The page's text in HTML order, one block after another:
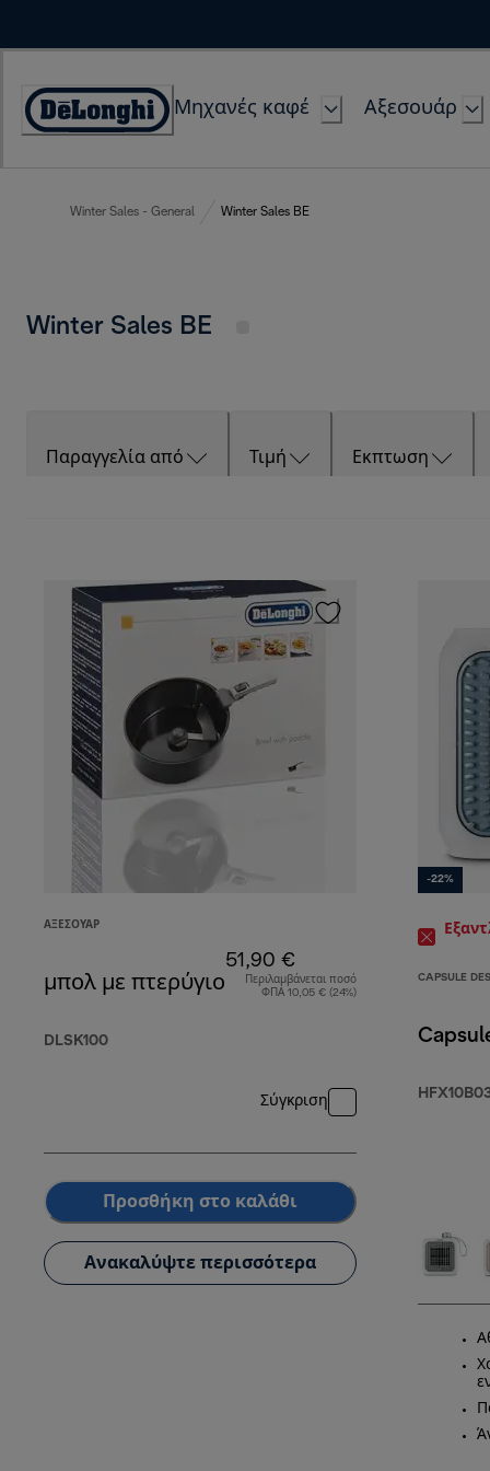
Accessibility
Μηχανές καφέ Αξεσουάρ
Winter Sales - General Winter Sales BE
Winter Sales BE
Παραγγελία από Τιμή Εκπτωση
ΑΞΕΣΟΥΆΡ
μπολ με πτερύγιο
DLSK100
51,90 €
Περιλαμβάνεται ποσό
ΦΠΑ 10,05 € (24%)
Σύγκριση
Προσθήκη στο καλάθι
Ανακαλύψτε περισσότερα
-22%
CAPSULE